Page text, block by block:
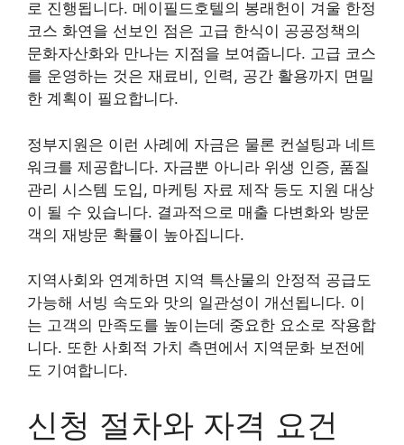
로 진행됩니다. 메이필드호텔의 봉래헌이 겨울 한정
코스 화연을 선보인 점은 고급 한식이 공공정책의
문화자산화와 만나는 지점을 보여줍니다. 고급 코스
를 운영하는 것은 재료비, 인력, 공간 활용까지 면밀
한 계획이 필요합니다.
정부지원은 이런 사례에 자금은 물론 컨설팅과 네트
워크를 제공합니다. 자금뿐 아니라 위생 인증, 품질
관리 시스템 도입, 마케팅 자료 제작 등도 지원 대상
이 될 수 있습니다. 결과적으로 매출 다변화와 방문
객의 재방문 확률이 높아집니다.
지역사회와 연계하면 지역 특산물의 안정적 공급도
가능해 서빙 속도와 맛의 일관성이 개선됩니다. 이
는 고객의 만족도를 높이는데 중요한 요소로 작용합
니다. 또한 사회적 가치 측면에서 지역문화 보전에
도 기여합니다.
신청 절차와 자격 요건